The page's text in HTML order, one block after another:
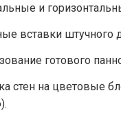
и
вставки штучного
готового
стен на цветовые